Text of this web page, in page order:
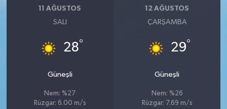
11 AĞUSTOS
SALI
28°
Güneşli
Nem: %27
Rüzgar: 6.00 m/s
12 AĞUSTOS
ÇARŞAMBA
29°
Güneşli
Nem: %26
Rüzgar: 7.69 m/s